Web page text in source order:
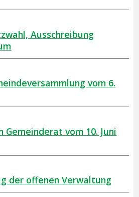
Ausschreibung
vom 6.
Gemeinderat vom 10. Juni
der offenen Verwaltung